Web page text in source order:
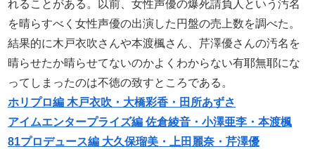
れることがある。以前、女性声優の爆死請負人という汚名
を晴らすべく女性声優の出演した円盤の売上数を調べた。
結果的に木戸衣吹さんや本渡楓さん、芹澤優さんの汚名を
晴らせたか晴らせてないのかよくわからない有耶無耶にな
ってしまったのは不徳の致すところである。
ホリプロ編 木戸衣吹・大橋彩香・田所あずさ
アイムエンタープライズ編 佐倉綾音・小澤亜李・本渡楓
81プロデュース編 大久保瑠美・上田麗奈・芹澤優